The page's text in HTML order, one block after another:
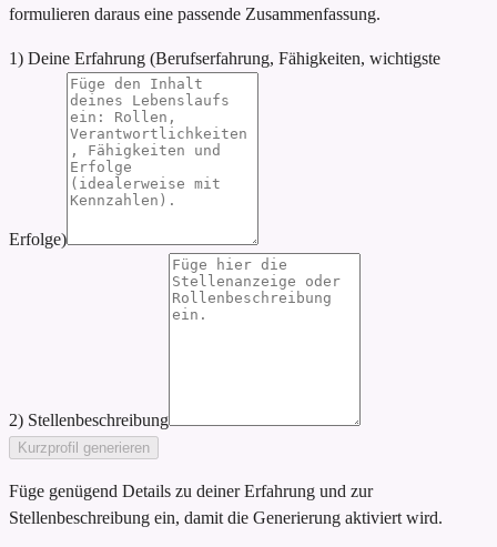
formulieren daraus eine passende Zusammenfassung.
1) Deine Erfahrung (Berufserfahrung, Fähigkeiten, wichtigste
Erfolge)
2) Stellenbeschreibung
Kurzprofil generieren
Füge genügend Details zu deiner Erfahrung und zur
Stellenbeschreibung ein, damit die Generierung aktiviert wird.